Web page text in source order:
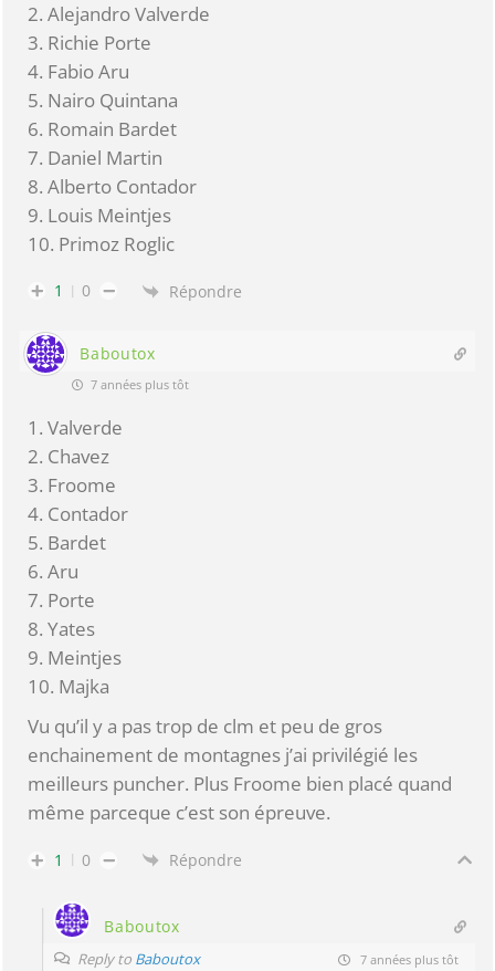
2. Alejandro Valverde
3. Richie Porte
4. Fabio Aru
5. Nairo Quintana
6. Romain Bardet
7. Daniel Martin
8. Alberto Contador
9. Louis Meintjes
10. Primoz Roglic
1 0 Répondre
Baboutox
7 années plus tôt
1. Valverde
2. Chavez
3. Froome
4. Contador
5. Bardet
6. Aru
7. Porte
8. Yates
9. Meintjes
10. Majka
Vu qu’il y a pas trop de clm et peu de gros
enchainement de montagnes j’ai privilégié les
meilleurs puncher. Plus Froome bien placé quand
même parceque c’est son épreuve.
1 0 Répondre
Baboutox
Reply to Baboutox 7 années plus tôt